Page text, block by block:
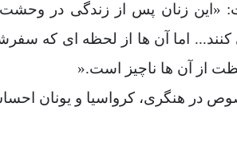
«این زنان پس از زندگی در
اما آن ها از لحظه ای که
از آن ها ناچیز است».
در هنگری، کرواسیا و یونان